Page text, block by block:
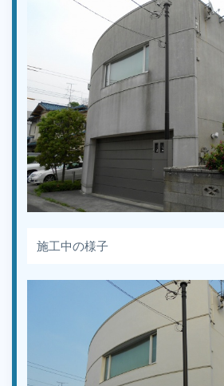
施工中の様子